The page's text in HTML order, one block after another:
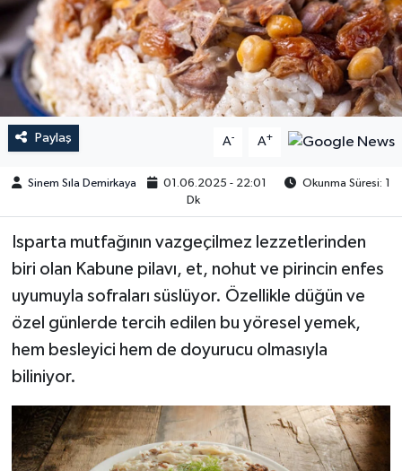
Paylaş A- A+
Sinem Sıla Demirkaya 01.06.2025 - 22:01
Okunma Süresi: 1
Dk
Isparta mutfağının vazgeçilmez lezzetlerinden
biri olan Kabune pilavı, et, nohut ve pirincin enfes
uyumuyla sofraları süslüyor. Özellikle düğün ve
özel günlerde tercih edilen bu yöresel yemek,
hem besleyici hem de doyurucu olmasıyla
biliniyor.